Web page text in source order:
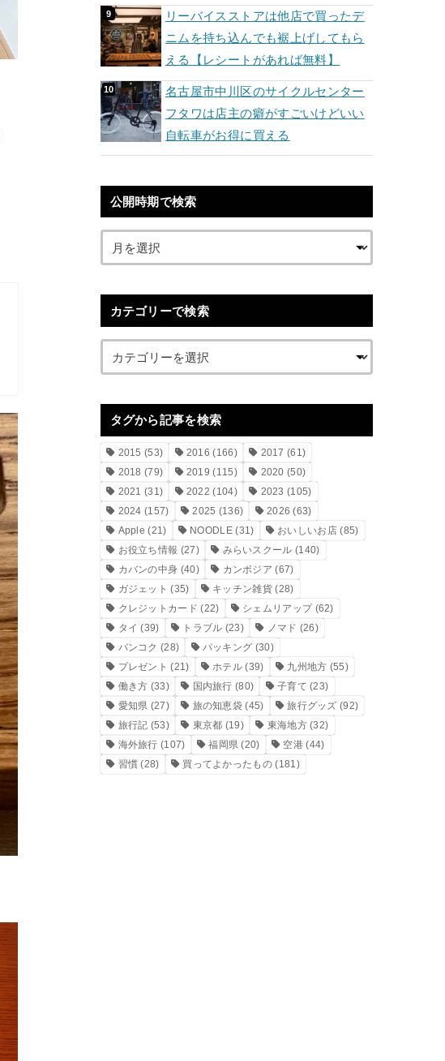
リーバイスストアは他店で買ったデ
ニムを持ち込んでも裾上げしてもら
える【レシートがあれば無料】
名古屋市中川区のサイクルセンター
フタワは店主の癖がすごいけどいい
自転車がお得に買える
公開時期で検索
カテゴリーで検索
タグから記事を検索
2015 (53) 2016 (166) 2017 (61)
2018 (79) 2019 (115) 2020 (50)
2021 (31) 2022 (104) 2023 (105)
2024 (157) 2025 (136) 2026 (63)
Apple (21) NOODLE (31) おいしいお店 (85)
お役立ち情報 (27) みらいスクール (140)
カバンの中身 (40) カンボジア (67)
ガジェット (35) キッチン雑貨 (28)
クレジットカード (22) シェムリアップ(62)
タイ (39) トラブル (23) ノマド (26)
バンコク (28) パッキング (30)
プレゼント (21) ホテル (39) 九州地方 (55)
働き方 (33) 国内旅行 (80) 子育て (23)
愛知県 (27) 旅の知恵袋 (45) 旅行グッズ (92)
旅行記 (53) 東京都 (19) 東海地方(32)
海外旅行 (107) 福岡県 (20) 空港(44)
習慣 (28) 買ってよかったもの (181)